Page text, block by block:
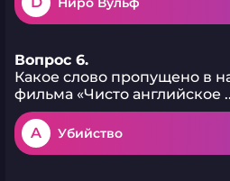
Вопрос 6.
Какое слово пропущено в
фильма «Чисто английское
A Убийство